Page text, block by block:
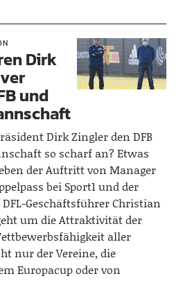
Dirk
und
Dirk Zingler den DFB
so scharf an? Etwas
der Auftritt von Manager
bei Sport1 und der
Geschäftsführer Christian
um die Attraktivität der
aller
nur der Vereine, die
Europacup oder von